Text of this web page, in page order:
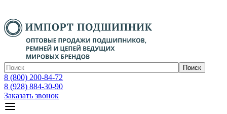
Поиск
8 (800) 200-84-72
8 (928) 884-30-90
Заказать звонок